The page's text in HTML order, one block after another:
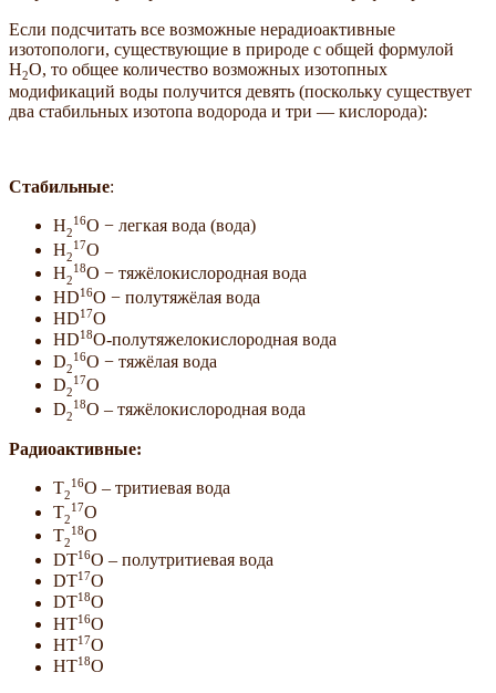
Если подсчитать все возможные нерадиоактивные
изотопологи, существующие в природе с общей формулой
Н2О, то общее количество возможных изотопных
модификаций воды получится девять (поскольку существует
два стабильных изотопа водорода и три — кислорода):
Стабильные:
Н2
16O − легкая вода (вода)
Н2
17O
Н2
18O − тяжёлокислородная вода
HD16O − полутяжёлая вода
HD17O
HD18O-полутяжелокислородная вода
D2
16O − тяжёлая вода
D2
17O
D2
18O – тяжёлокислородная вода
Радиоактивные:
T2
16O – тритиевая вода
T2
17O
T2
18O
DT16O – полутритиевая вода
DT17O
DT18O
HT16O
HT17O
HT18O